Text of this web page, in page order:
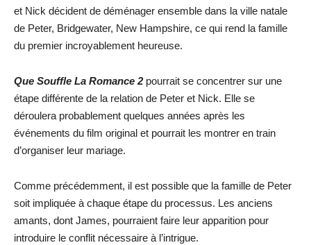
et Nick décident de déménager ensemble dans la ville natale
de Peter, Bridgewater, New Hampshire, ce qui rend la famille
du premier incroyablement heureuse.
Que Souffle La Romance 2pourrait se concentrer sur une
étape différente de la relation de Peter et Nick. Elle se
déroulera probablement quelques années après les
événements du film original et pourrait les montrer en train
d’organiser leur mariage.
Comme précédemment, il est possible que la famille de Peter
soit impliquée à chaque étape du processus. Les anciens
amants, dont James, pourraient faire leur apparition pour
introduire le conflit nécessaire à l’intrigue.